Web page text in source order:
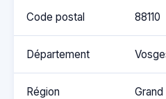
Code postal 88110
Département
Région Grand